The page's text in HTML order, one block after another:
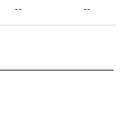
-- --